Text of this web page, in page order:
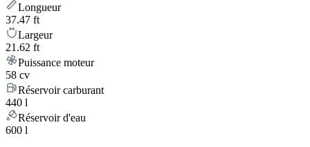
Longueur
37.47 ft
Largeur
21.62 ft
Puissance moteur
58 cv
Réservoir carburant
440 l
Réservoir d'eau
600 l